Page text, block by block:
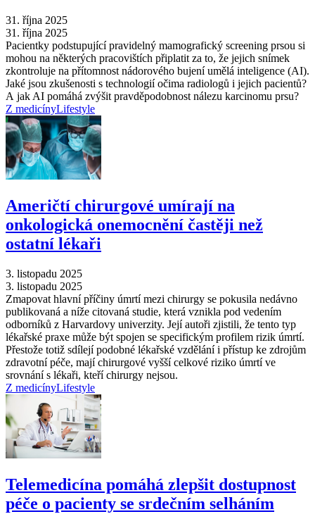
31. října 2025
31. října 2025
Pacientky podstupující pravidelný mamografický screening prsou si
mohou na některých pracovištích připlatit za to, že jejich snímek
zkontroluje na přítomnost nádorového bujení umělá inteligence (AI).
Jaké jsou zkušenosti s technologií očima radiologů i jejich pacientů?
A jak AI pomáhá zvýšit pravděpodobnost nálezu karcinomu prsu?
Z medicínyLifestyle
Američtí chirurgové umírají na
onkologická onemocnění častěji než
ostatní lékaři
3. listopadu 2025
3. listopadu 2025
Zmapovat hlavní příčiny úmrtí mezi chirurgy se pokusila nedávno
publikovaná a níže citovaná studie, která vznikla pod vedením
odborníků z Harvardovy univerzity. Její autoři zjistili, že tento typ
lékařské praxe může být spojen se specifickým profilem rizik úmrtí.
Přestože totiž sdílejí podobné lékařské vzdělání i přístup ke zdrojům
zdravotní péče, mají chirurgové vyšší celkové riziko úmrtí ve
srovnání s lékaři, kteří chirurgy nejsou.
Z medicínyLifestyle
Telemedicína pomáhá zlepšit dostupnost
péče o pacienty se srdečním selháním